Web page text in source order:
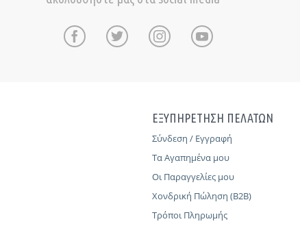
ΕΞΥΠΗΡΕΤΗΣΗ ΠΕΛΑΤΩΝ
Σύνδεση / Εγγραφή
Τα Αγαπημένα μου
Οι Παραγγελίες μου
Χονδρική Πώληση (B2B)
Τρόποι Πληρωμής